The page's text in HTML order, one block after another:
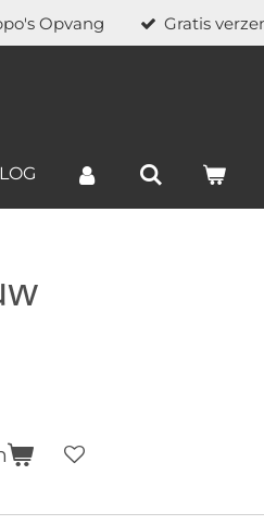
Opvang Gratis